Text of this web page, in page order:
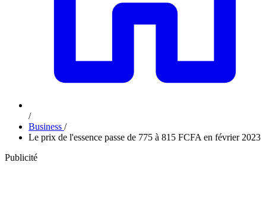
/
Business /
Le prix de l'essence passe de 775 à 815 FCFA en février 2023
Publicité